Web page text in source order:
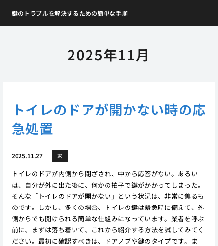
鍵のトラブルを解決するための簡単な手順
2025年11月
トイレのドアが開かない時の応
急処置
2025.11.27 家
トイレのドアが内側から閉ざされ、中から応答がない。あるい
は、自分が外に出た後に、何かの拍子で鍵がかかってしまった。
そんな「トイレのドアが開かない」という状況は、非常に焦るも
のです。しかし、多くの場合、トイレの鍵は緊急時に備えて、外
側からでも開けられる簡単な仕組みになっています。業者を呼ぶ
前に、まずは落ち着いて、これから紹介する方法を試してみてく
ださい。最初に確認すべきは、ドアノブや鍵のタイプです。ま